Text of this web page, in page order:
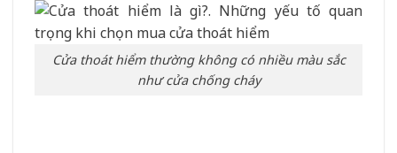
Cửa thoát hiểm thường không có nhiều màu sắc
như cửa chống cháy